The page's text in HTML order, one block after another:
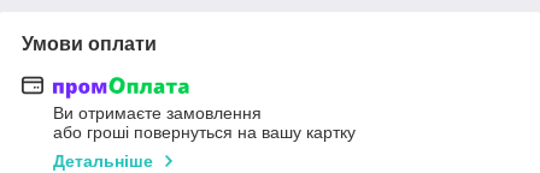
Умови оплати
Ви отримаєте замовлення
або гроші повернуться на вашу картку
Детальніше